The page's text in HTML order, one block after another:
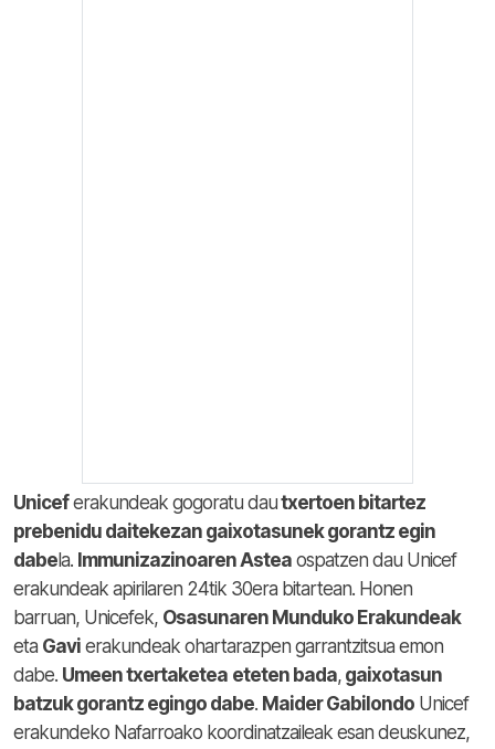
Uniceferakundeak gogoratu dautxertoen bitartez
prebenidu daitekezan gaixotasunek gorantz egin
dabela. Immunizazinoaren Astea ospatzen dau Unicef
erakundeak apirilaren 24tik 30era bitartean. Honen
barruan, Unicefek, Osasunaren Munduko Erakundeak
eta Gavi erakundeak ohartarazpen garrantzitsua emon
dabe. Umeen txertaketea eteten bada, gaixotasun
batzuk gorantz egingo dabe. Maider Gabilondo Unicef
erakundeko Nafarroako koordinatzaileak esan deuskunez,